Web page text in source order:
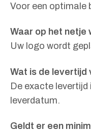
Voor een optimale
Waar op het
Uw logo wordt
Wat is de
De exacte
leverdatum.
Geldt er een